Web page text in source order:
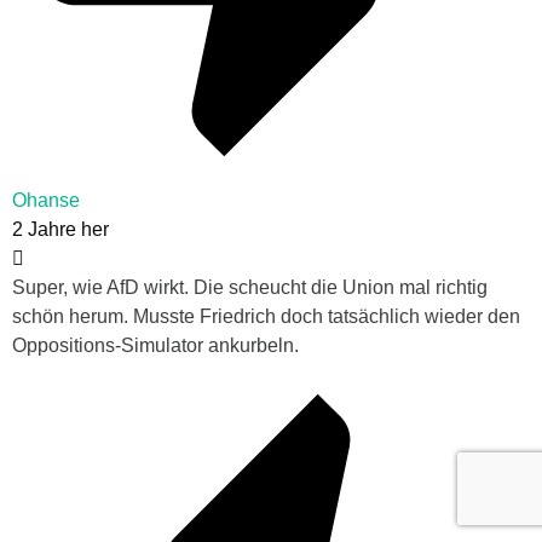
Ohanse
2 Jahre her
Super, wie AfD wirkt. Die scheucht die Union mal richtig
schön herum. Musste Friedrich doch tatsächlich wieder den
Oppositions-Simulator ankurbeln.